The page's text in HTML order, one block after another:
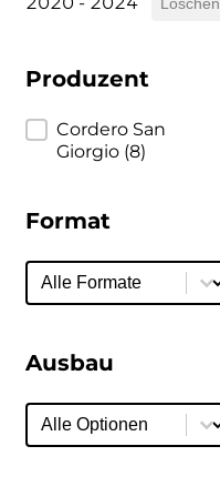
Produzent
Produzent
Cordero San
Giorgio (8)
Format
Format
Format
Ausbau
Ausbau
Ausbau
Cipriani
Col di Corte
Contadi Castaldi
Contini
Cordero Mario
Cordero San Giorgio